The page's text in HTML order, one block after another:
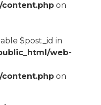
on
$post_id in
web-
on